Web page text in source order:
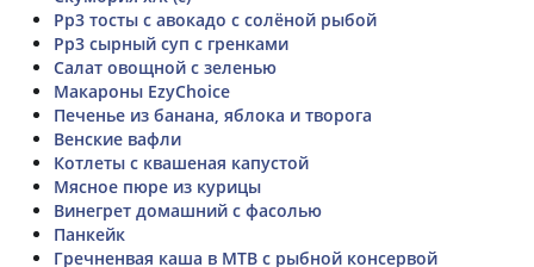
Рр3 тосты с авокадо с солёной рыбой
Рр3 сырный суп с гренками
Салат овощной с зеленью
Макароны EzyChoice
Печенье из банана, яблока и творога
Венские вафли
Котлеты с квашеная капустой
Мясное пюре из курицы
Винегрет домашний с фасолью
Панкейк
Гречненвая каша в МТВ с рыбной консервой